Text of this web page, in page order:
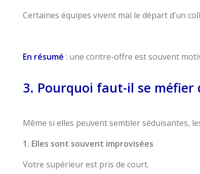
Certaines équipes vivent mal le départ d’un
En résumé : une contre-offre est souvent
3. Pourquoi faut-il se méfier
Même si elles peuvent sembler séduisantes,
1. Elles sont souvent improvisées
Votre supérieur est pris de court.